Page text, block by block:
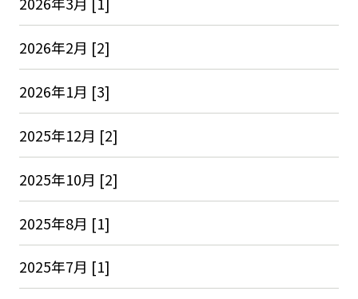
2026年2月 [2]
2026年1月 [3]
2025年12月 [2]
2025年10月 [2]
2025年8月 [1]
2025年7月 [1]